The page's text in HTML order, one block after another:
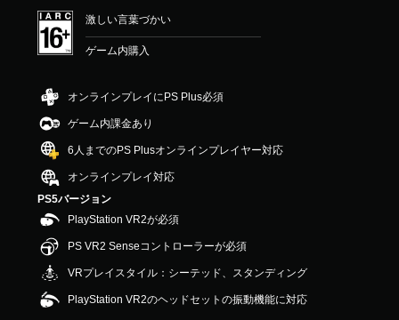
5
階
の
5
で
す
激しい言葉づかい
ゲーム内購入
オンラインプレイにPS Plus必須
ゲーム内課金あり
6人までのPS Plusオンラインプレイヤー対応
オンラインプレイ対応
PS5バージョン
PlayStation VR2が必須
PS VR2 Senseコントローラーが必須
VRプレイスタイル：シーテッド、スタンディング
PlayStation VR2のヘッドセットの振動機能に対応